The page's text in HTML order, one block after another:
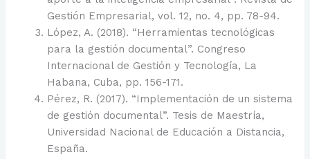
Gestión Empresarial, vol. 12, no. 4, pp. 78-94.
López, A. (2018). “Herramientas tecnológicas
para la gestión documental”. Congreso
Internacional de Gestión y Tecnología, La
Habana, Cuba, pp. 156-171.
Pérez, R. (2017). “Implementación de un sistema
de gestión documental”. Tesis de Maestría,
Universidad Nacional de Educación a Distancia,
España.